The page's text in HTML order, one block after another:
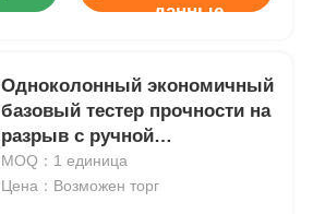
данные
Одноколонный экономичный
базовый тестер прочности на
разрыв с ручной
регулировкой нагрузки
MOQ：1 единица
Цена：Возможен торг